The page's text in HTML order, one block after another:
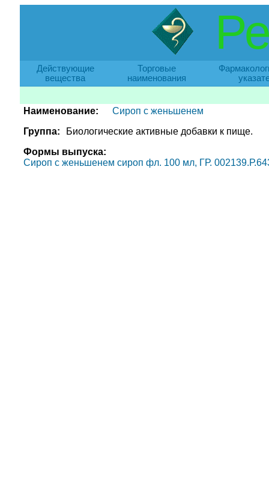
Действующие
вещества
Торговые
наименования
Наименование:
Сироп с женьшенем
Группа:
Биологические активные добавки к пище.
Формы выпуска:
Сироп с женьшенем сироп фл. 100 мл, ГР.